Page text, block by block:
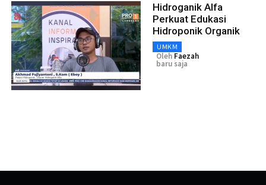
Hidroganik Alfa
Perkuat Edukasi
Hidroponik Organik
UMKM
Oleh Faezah
baru saja